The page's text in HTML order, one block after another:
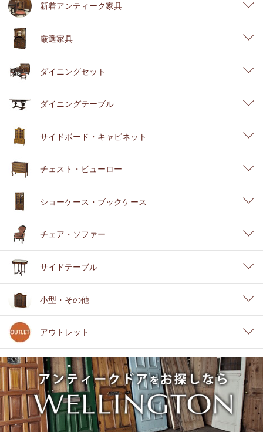
新着アンティーク家具
厳選家具
ダイニングセット
ダイニングテーブル
サイドボード・キャビネット
チェスト・ビューロー
ショーケース・ブックケース
チェア・ソファー
サイドテーブル
小型・その他
アウトレット